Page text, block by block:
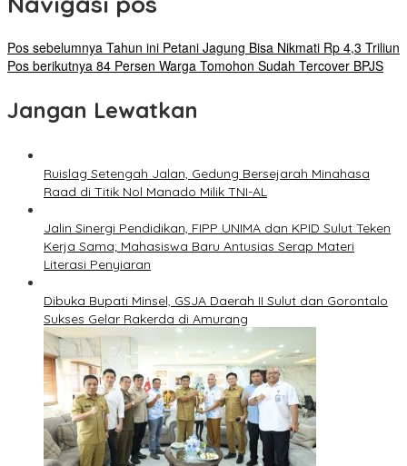
Pos sebelumnya Tahun ini Petani Jagung Bisa Nikmati Rp 4,3 Triliun
Pos berikutnya 84 Persen Warga Tomohon Sudah Tercover BPJS
Jangan Lewatkan
Ruislag Setengah Jalan, Gedung Bersejarah Minahasa
Raad di Titik Nol Manado Milik TNI-AL
Jalin Sinergi Pendidikan, FIPP UNIMA dan KPID Sulut Teken
Kerja Sama; Mahasiswa Baru Antusias Serap Materi
Literasi Penyiaran
Dibuka Bupati Minsel, GSJA Daerah II Sulut dan Gorontalo
Sukses Gelar Rakerda di Amurang